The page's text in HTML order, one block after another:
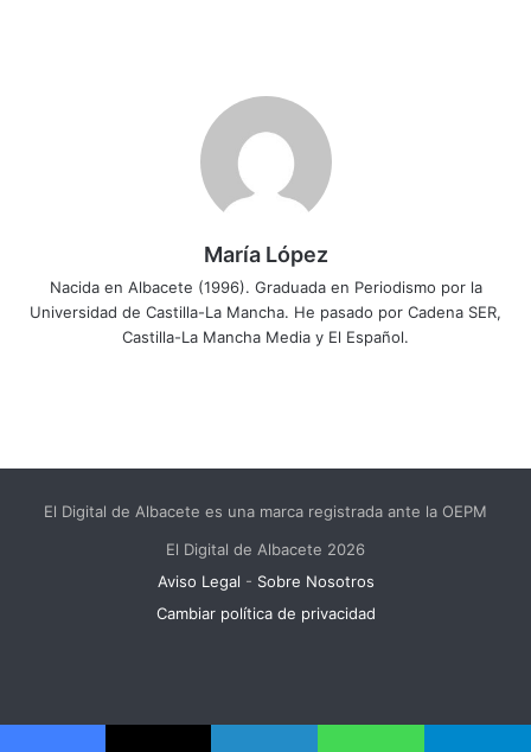
María López
Nacida en Albacete (1996). Graduada en Periodismo por la
Universidad de Castilla-La Mancha. He pasado por Cadena SER,
Castilla-La Mancha Media y El Español.
El Digital de Albacete es una marca registrada ante la OEPM
El Digital de Albacete 2026
Aviso Legal - Sobre Nosotros
Cambiar política de privacidad